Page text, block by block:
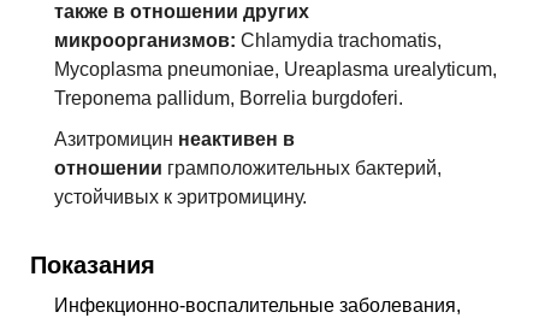
также в отношении других
микроорганизмов: Chlamydia trachomatis,
Mycoplasma pneumoniae, Ureaplasma urealyticum,
Treponema pallidum, Borrelia burgdoferi.
Азитромицин неактивен в
отношении грамположительных бактерий,
устойчивых к эритромицину.
Показания
Инфекционно-воспалительные заболевания,